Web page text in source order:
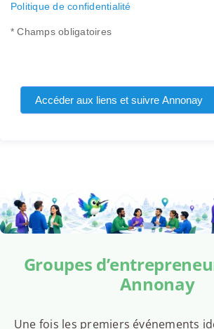
Politique de confidentialité
* Champs obligatoires
Accéder aux liens et suivre Annonay
Groupes
Annonay
Une fois les premiers événements